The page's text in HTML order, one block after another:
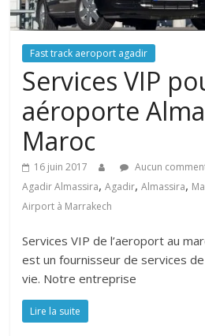
Fast track aeroport agadir
Services VIP
aéroporte
Maroc
16 juin 2017 Aucun
Agadir Almassira,Agadir,Almassira,
Airport à Marrakech
Services VIP de l’aeroport au
est un fournisseur de services
vie. Notre entreprise
Lire la suite